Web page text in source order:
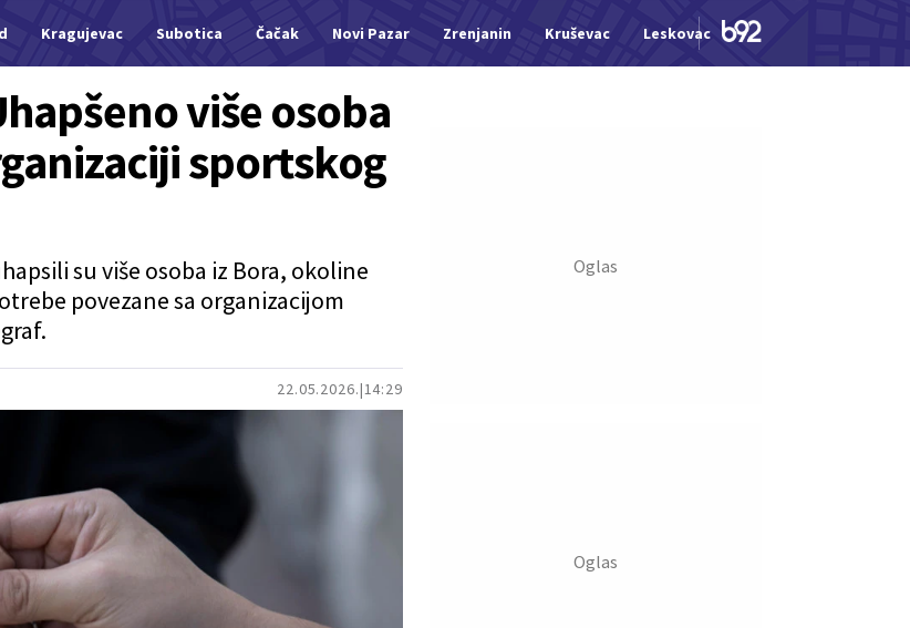
Kragujevac Subotica Čačak Novi Pazar Zrenjanin Kruševac Leskovac Jagodina
22.05.2026. 14:29
više osoba
sportskog
su više osoba iz Bora, okoline
povezane sa organizacijom